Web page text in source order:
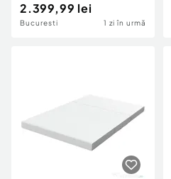
Ridicare (155°), Șezut
Lat pentru Seniori,
2.399,99 lei
Bucuresti 1 zi în urmă